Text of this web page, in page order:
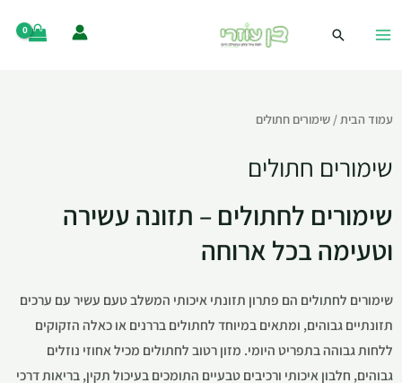
עמוד הבית/ שימורים חתולים
שימורים חתולים
שימורים לחתולים – תזונה עשירה
וטעימה בכל ארוחה
שימורים לחתולים הם פתרון תזונתי איכותי המשלב טעם עשיר עם ערכים
תזונתיים גבוהים, ומתאים במיוחד לחתולים בררנים או כאלה הזקוקים
ללחות גבוהה בתפריט היומי. מזון רטוב לחתולים מכיל אחוזי נוזלים
גבוהים, חלבון איכותי ורכיבים טבעיים התומכים בעיכול תקין, בריאות דרכי